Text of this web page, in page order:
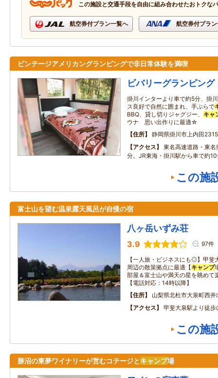
この施設と交通手段を自由に組み合わせたおトクな
航空券付プラン一覧へ 航空券付プラ
ビンテージアメリカングランピングで非日常体験を満喫
ビバリーグランピング
掛川インターより車で約5分、掛
ス良好で自然に囲まれ、手ぶらで
BBQ、貸し切りジャグジー、 キャ
ウナ 思い出作りに最適☆
住所
静岡県掛川市上内田2315
アクセス
東名高速道路・東
分。JR東海・掛川駅から車で約
この施
富士山を望む温泉露天風呂が自慢の宿
八ヶ岳いずみ荘
3.9 97件
【一人旅・ビジネスにも◎】甲
周辺の散策拠点に最適【キャンプ
部屋＆富士山や満天の星を眺めて
【電話対応：14時以降】
住所
山梨県北杜市大泉町西井
アクセス
甲斐大泉駅より徒
この施
勝沼の東夢ワイナリーが営むコテージとキャンプ場